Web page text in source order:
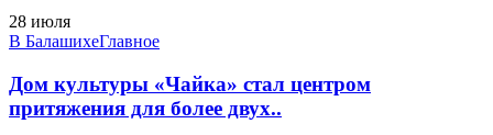
28 июля
В БалашихеГлавное
Дом культуры «Чайка» стал центром
притяжения для более двух..